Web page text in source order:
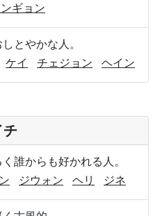
ギョン
とやかな人。
ケイ チェジョン ヘイン
チ
誰からも好かれる人。
ジウォン ヘリ ジネ